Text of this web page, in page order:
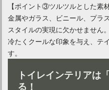
【ポイント③ツルツルとした素
金属やガラス、ビニール、プラ
スタイルの実現に欠かせません。
冷たくクールな印象を与え、テ
す。
トイレインテリアは
る！